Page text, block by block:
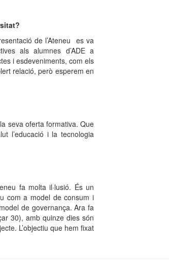
de l’Ateneu
es va
als alumnes d’ADE a
i esdeveniments, com els
relació, però esperem en
seva oferta formativa. Que
l’educació i la tecnologia
fa molta il·lusió. És un
com a model de consum i
de governança. Ara fa
30), amb quinze dies són
L’objectiu que hem fixat